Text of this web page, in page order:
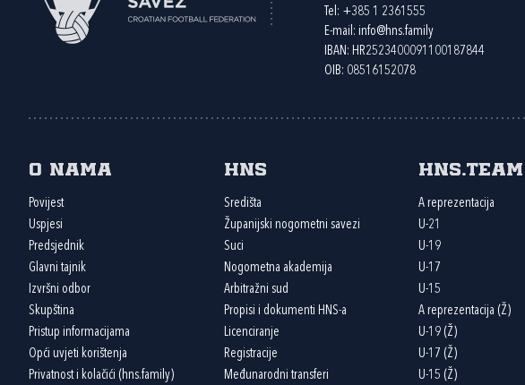
Tel: +385 1 2361555
E-mail: info@hns.family
IBAN: HR2523400091100187844
OIB: 08516152078
O nama
Povijest
Uspjesi
Predsjednik
Glavni tajnik
Izvršni odbor
Skupština
Pristup informacijama
Opći uvjeti korištenja
Privatnost i kolačići (hns.family)
HNS
Središta
Županijski nogometni savezi
Suci
Nogometna akademija
Arbitražni sud
Propisi i dokumenti HNS-a
Licenciranje
Registracije
Međunarodni transferi
HNS.team
A reprezentacija
U-21
U-19
U-17
U-15
A reprezentacija (Ž)
U-19 (Ž)
U-17 (Ž)
U-15 (Ž)